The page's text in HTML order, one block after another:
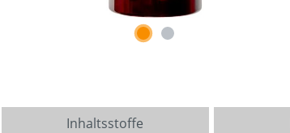
Inhaltsstoffe